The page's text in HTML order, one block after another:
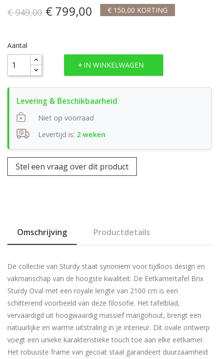
€ 949,00 € 799,00 € 150,00 KORTING
Aantal
IN WINKELWAGEN
Niet op voorraad
Levertijd is: 2 weken
Stel een vraag over dit product
Omschrijving Productdetails
De collectie van Sturdy staat synoniem voor tijdloos design en
vakmanschap van de hoogste kwaliteit. De Eetkamertafel Brix
Sturdy Oval met een royale lengte van 2100 cm is een
schitterend voorbeeld van deze filosofie. Het tafelblad,
vervaardigd uit hoogwaardig massief mangohout, brengt een
natuurlijke en warme uitstraling in je interieur. Dit ovale ontwerp
voegt een unieke karakteristieke touch toe aan elke eetkamer.
Het robuuste frame van gecoat staal garandeert duurzaamheid